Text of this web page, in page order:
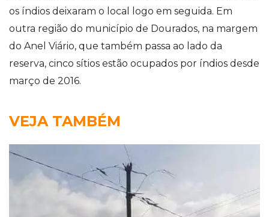
os índios deixaram o local logo em seguida. Em
outra região do município de Dourados, na margem
do Anel Viário, que também passa ao lado da
reserva, cinco sítios estão ocupados por índios desde
março de 2016.
VEJA TAMBÉM